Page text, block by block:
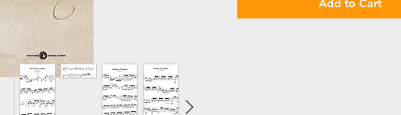
de la obra de Scarlatti, no se han
Add to Cart